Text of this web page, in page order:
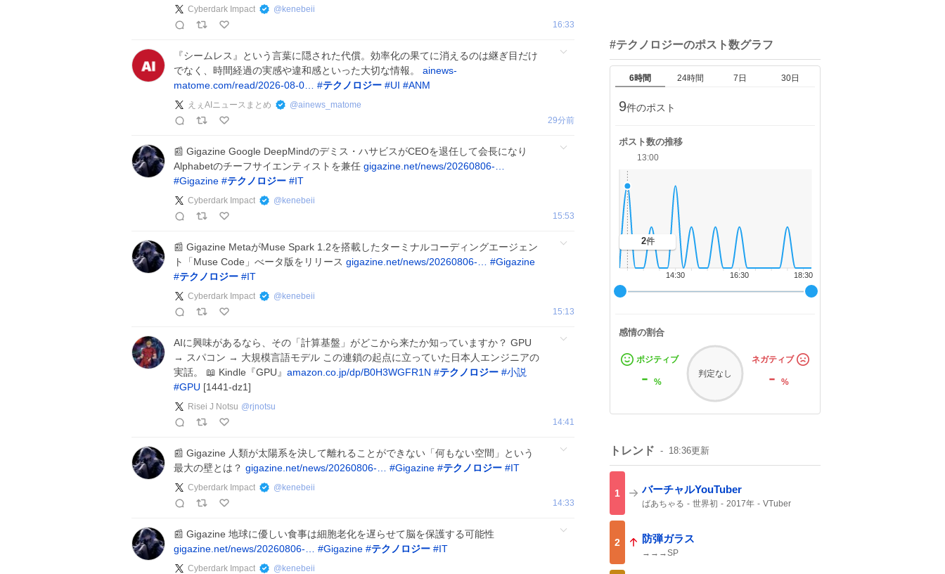
Cyberdark Impact @ kenebeii
16:33
『シームレス』という言葉に隠された代償。効率化の果てに消えるのは継ぎ目だけ
でなく、時間経過の実感や違和感といった大切な情報。 ainews-
matome.com/read/2026-08-0…
#テクノロジー #UI #ANM
えぇAIニュースまとめ @ainews_matome
29分前
📰 Gigazine Google DeepMindのデミス・ハサビスがCEOを退任して会長になり
Alphabetのチーフサイエンティストを兼任 gigazine.net/news/20260806-…
#Gigazine #テクノロジー #IT
Cyberdark Impact @ kenebeii
15:53
📰 Gigazine MetaがMuse Spark 1.2を搭載したターミナルコーディングエージェン
ト「Muse Code」べータ版をリリース gigazine.net/news/20260806-… #Gigazine
#テクノロジー #IT
Cyberdark Impact @ kenebeii
15:13
AIに興味があるなら、その「計算基盤」がどこから来たか知っていますか？ GPU
→ スパコン → 大規模言語モデル この連鎖の起点に立っていた日本人エンジニアの
実話。 📖 Kindle『GPU』 amazon.co.jp/dp/B0H3WGFR1N #テクノロジー #小説
#GPU [1441-dz1]
Risei J Notsu @rjnotsu
14:41
📰 Gigazine 人類が太陽系を決して離れることができない「何もない空間」という
最大の壁とは？ gigazine.net/news/20260806-… #Gigazine #テクノロジー #IT
Cyberdark Impact @ kenebeii
14:33
📰 Gigazine 地球に優しい食事は細胞老化を遅らせて脳を保護する可能性
gigazine.net/news/20260806-…
#Gigazine #テクノロジー #IT
Cyberdark Impact @ kenebeii
#テクノロジーのポスト数グラフ
6時間 24時間 7日 30日
9件のポスト
ポスト数の推移
18:30
16:30
14:30
13:00
2件
感情の割合
ポジティブ
- %
判定なし
ネガティブ
-%
トレンド 18:36更新
1 バーチャルYouTuber
ばあちゃる 世界初 2017年
VTuber
2 防弾ガラス
→→→SP